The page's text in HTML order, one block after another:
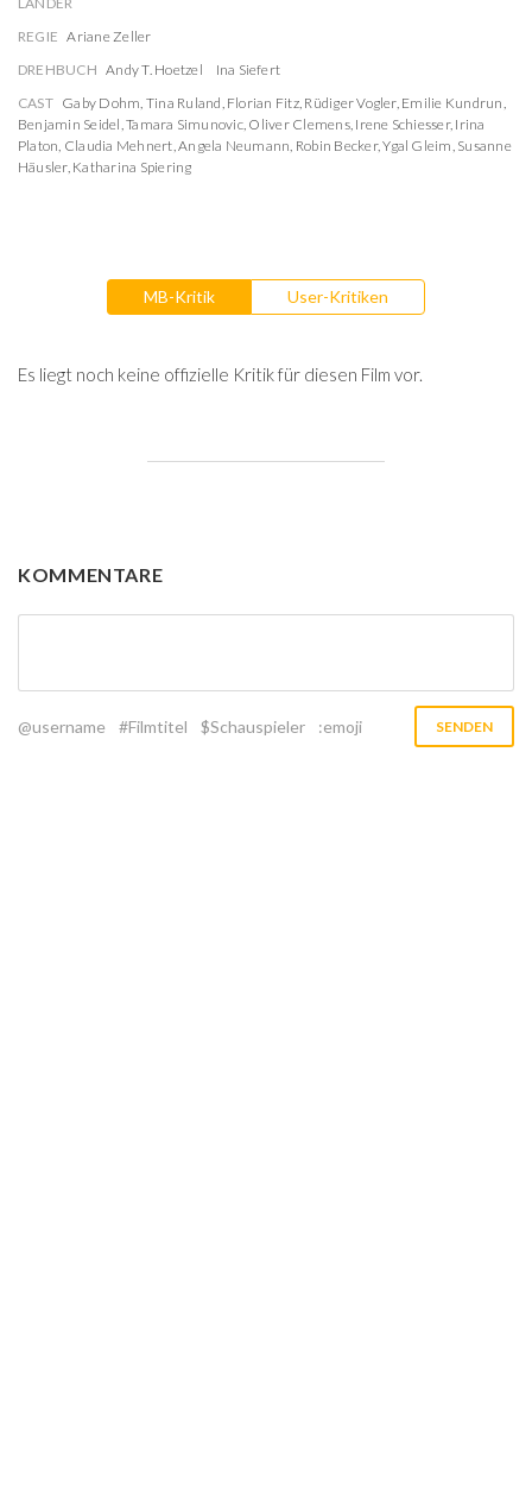
REGIE Ariane Zeller
DREHBUCH Andy T. Hoetzel
Ina Siefert
CAST Gaby Dohm, Tina Ruland, Florian Fitz, Rüdiger Vogler, Emilie Kundrun,
Benjamin Seidel,Tamara Simunovic, Oliver Clemens, Irene Schiesser, Irina
Platon, Claudia Mehnert,Angela Neumann, Robin Becker,Ygal Gleim, Susanne
Häusler, Katharina Spiering
MB-Kritik User-Kritiken
Es liegt noch keine offizielle Kritik für diesen Film vor.
KOMMENTARE
@username #Filmtitel $Schauspieler :emoji